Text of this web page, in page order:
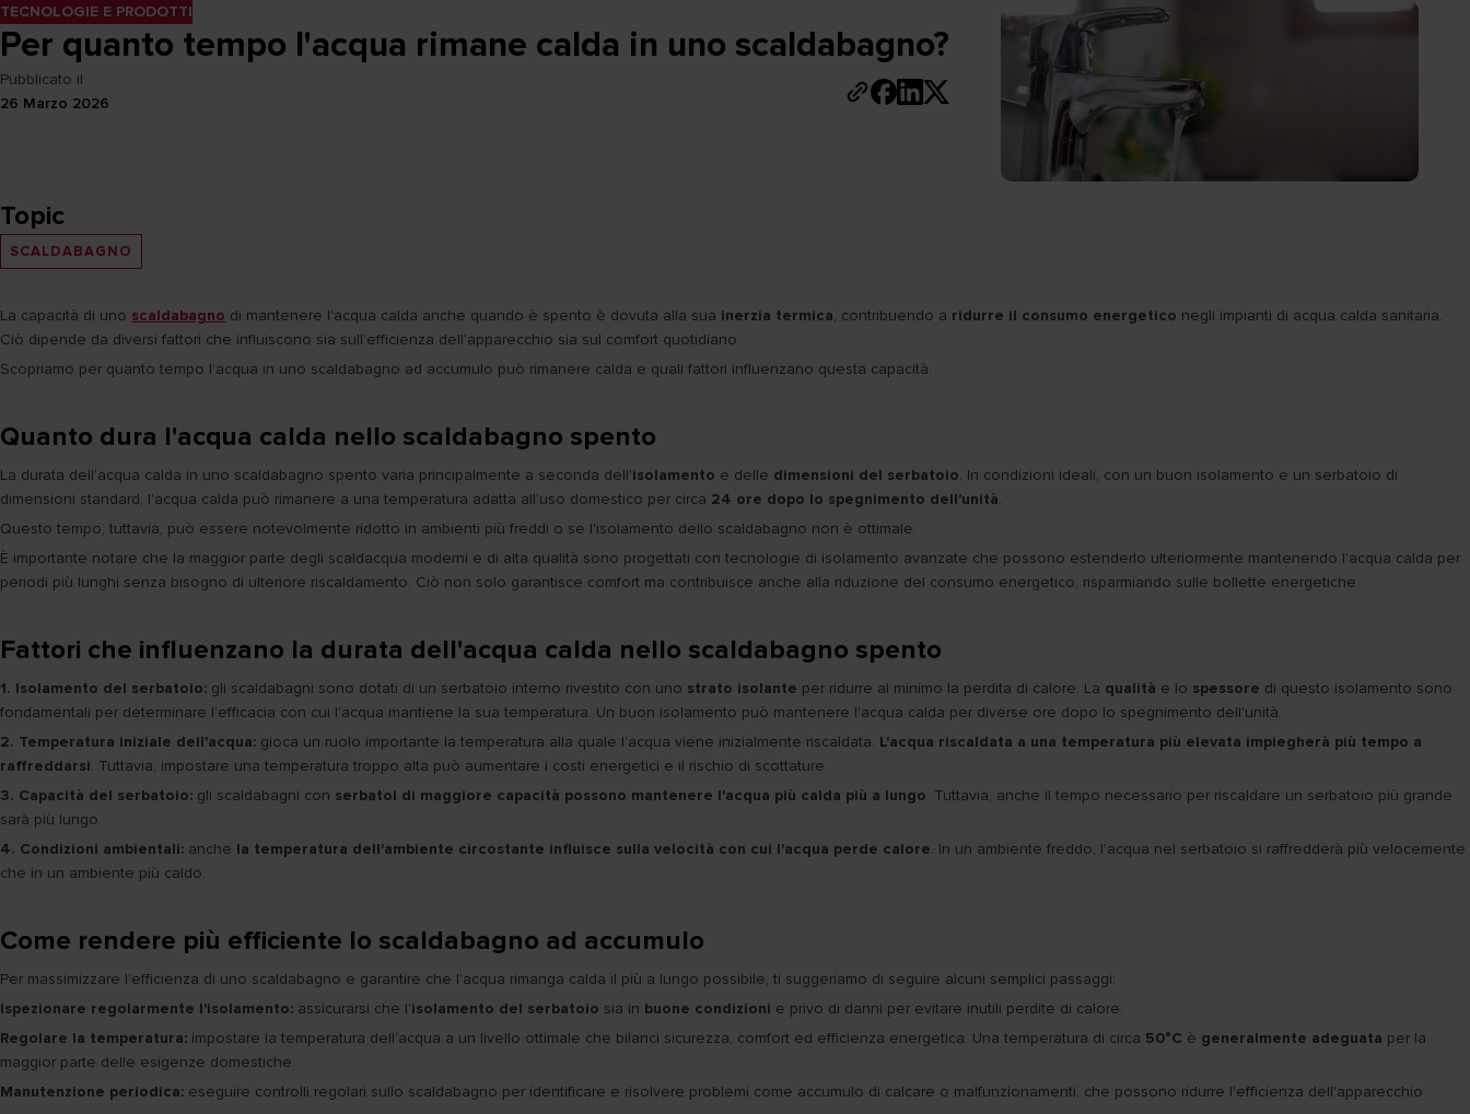
TECNOLOGIE E PRODOTTI
Per quanto tempo l'acqua rimane calda in uno scaldabagno?
Pubblicato il
26 Marzo 2026
Topic
SCALDABAGNO
La capacità di uno scaldabagno di mantenere l'acqua calda anche quando è spento è dovuta alla sua inerzia termica, contribuendo a ridurre il consumo energetico negli impianti di acqua calda sanitaria.
Ciò dipende da diversi fattori che influiscono sia sull'efficienza dell'apparecchio sia sul comfort quotidiano.
Scopriamo per quanto tempo l'acqua in uno scaldabagno ad accumulo può rimanere calda e quali fattori influenzano questa capacità.
Quanto dura l'acqua calda nello scaldabagno spento
La durata dell'acqua calda in uno scaldabagno spento varia principalmente a seconda dell'isolamento e delle dimensioni del serbatoio. In condizioni ideali, con un buon isolamento e un serbatoio di
dimensioni standard, l'acqua calda può rimanere a una temperatura adatta all'uso domestico per circa 24 ore dopo lo spegnimento dell'unità.
Questo tempo, tuttavia, può essere notevolmente ridotto in ambienti più freddi o se l'isolamento dello scaldabagno non è ottimale.
È importante notare che la maggior parte degli scaldacqua moderni e di alta qualità sono progettati con tecnologie di isolamento avanzate che possono estenderlo ulteriormente mantenendo l'acqua calda per
periodi più lunghi senza bisogno di ulteriore riscaldamento. Ciò non solo garantisce comfort ma contribuisce anche alla riduzione del consumo energetico, risparmiando sulle bollette energetiche.
Fattori che influenzano la durata dell'acqua calda nello scaldabagno spento
1. Isolamento del serbatoio: gli scaldabagni sono dotati di un serbatoio interno rivestito con uno strato isolante per ridurre al minimo la perdita di calore. La qualità e lo spessore di questo isolamento sono
fondamentali per determinare l'efficacia con cui l'acqua mantiene la sua temperatura. Un buon isolamento può mantenere l'acqua calda per diverse ore dopo lo spegnimento dell'unità.
2. Temperatura iniziale dell'acqua: gioca un ruolo importante la temperatura alla quale l'acqua viene inizialmente riscaldata. L'acqua riscaldata a una temperatura più elevata impiegherà più tempo a
raffreddarsi. Tuttavia, impostare una temperatura troppo alta può aumentare i costi energetici e il rischio di scottature.
3. Capacità del serbatoio: gli scaldabagni con serbatoi di maggiore capacità possono mantenere l'acqua più calda più a lungo. Tuttavia, anche il tempo necessario per riscaldare un serbatoio più grande
sarà più lungo.
4. Condizioni ambientali: anche la temperatura dell'ambiente circostante influisce sulla velocità con cui l'acqua perde calore. In un ambiente freddo, l'acqua nel serbatoio si raffredderà più velocemente
che in un ambiente più caldo.
Come rendere più efficiente lo scaldabagno ad accumulo
Per massimizzare l'efficienza di uno scaldabagno e garantire che l'acqua rimanga calda il più a lungo possibile, ti suggeriamo di seguire alcuni semplici passaggi:
Ispezionare regolarmente l'isolamento: assicurarsi che l'isolamento del serbatoio sia in buone condizioni e privo di danni per evitare inutili perdite di calore.
Regolare la temperatura: impostare la temperatura dell'acqua a un livello ottimale che bilanci sicurezza, comfort ed efficienza energetica. Una temperatura di circa 50°C è generalmente adeguata per la
maggior parte delle esigenze domestiche.
Manutenzione periodica: eseguire controlli regolari sullo scaldabagno per identificare e risolvere problemi come accumulo di calcare o malfunzionamenti, che possono ridurre l'efficienza dell'apparecchio.